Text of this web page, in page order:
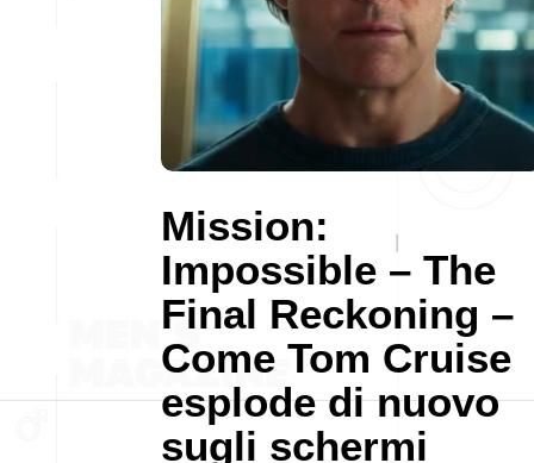
Mission:
Impossible – The
Final Reckoning –
Come Tom Cruise
esplode di nuovo
sugli schermi